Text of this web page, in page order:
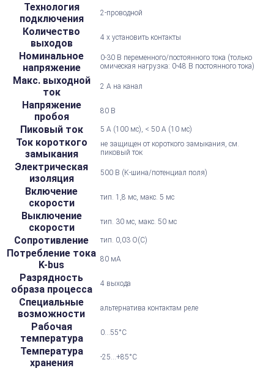
Технология
подключения
2-проводной
Количество
выходов
4 x установить контакты
Номинальное
напряжение
0-30 В переменного/постоянного тока (только
омическая нагрузка: 0-48 В постоянного тока)
Макс. выходной
ток
2 А на канал
Напряжение
пробоя
80 В
Пиковый ток 5 А (100 мс), < 50 А (10 мс)
Ток короткого
замыкания
не защищен от короткого замыкания, см.
пиковый ток
Электрическая
изоляция
500 В (K-шина/потенциал поля)
Включение
скорости
тип. 1,8 мс, макс. 5 мс
Выключение
скорости
тип. 30 мс, макс. 50 мс
Сопротивление тип. 0,03 О(C)
Потребление тока
K-bus
80 мА
Разрядность
образа процесса
4 выхода
Специальные
возможности
альтернатива контактам реле
Рабочая
температура
0...55°С
Температура
хранения
-25...+85°С